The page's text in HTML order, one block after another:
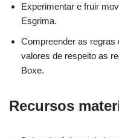
Experimentar e fruir
Esgrima.
Compreender as regras
valores de respeito as
Boxe.
Recursos